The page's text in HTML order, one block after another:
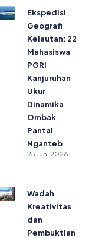
Ekspedisi
Geografi
Kelautan: 22
Mahasiswa
PGRI
Kanjuruhan
Ukur
Dinamika
Ombak
Pantai
Nganteb
25 Juni 2026
Wadah
Kreativitas
dan
Pembuktian